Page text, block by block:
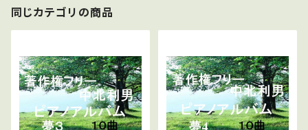
同じカテゴリの商品